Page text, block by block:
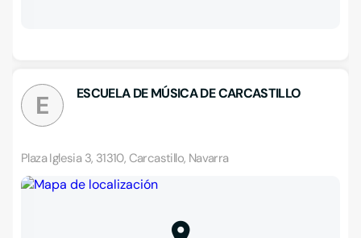
E ESCUELA DE MÚSICA DE CARCASTILLO
Plaza Iglesia 3, 31310, Carcastillo, Navarra